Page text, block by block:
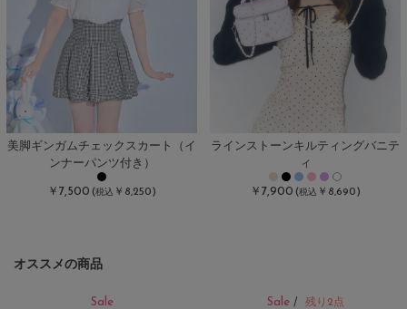
美脚ギンガムチェックスカート（イ
ンナーパンツ付き）
￥7,500 (税込 ￥8,250)
ラインストーンキルティングバニテ
ィ
￥7,900 (税込 ￥8,690)
オススメの商品
Sale Sale/ 残り2点